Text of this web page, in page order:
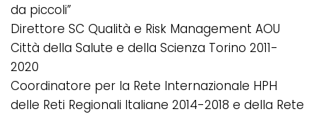
da piccoli”
Direttore SC Qualità e Risk Management AOU
Città della Salute e della Scienza Torino 2011-
2020
Coordinatore per la Rete Internazionale HPH
delle Reti Regionali Italiane 2014-2018 e della Rete